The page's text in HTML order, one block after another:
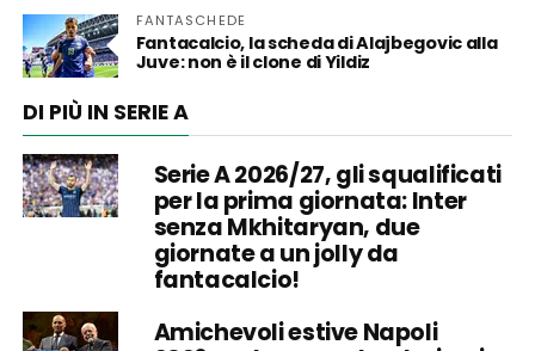
FANTASCHEDE
Fantacalcio, la scheda di Alajbegovic alla
Juve: non è il clone di Yildiz
DI PIÙ IN SERIE A
Serie A 2026/27, gli squalificati
per la prima giornata: Inter
senza Mkhitaryan, due
giornate a un jolly da
fantacalcio!
Amichevoli estive Napoli